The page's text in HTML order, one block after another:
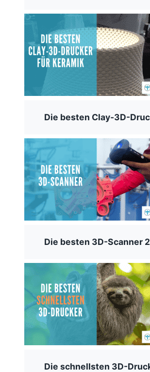
Die besten Clay-3D-
Die besten 3D-Scanner
Die schnellsten 3D-